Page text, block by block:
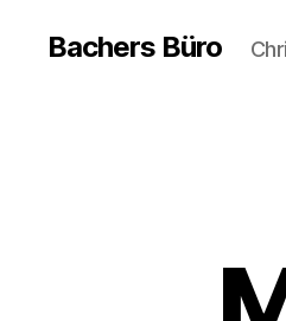
Bachers Büro